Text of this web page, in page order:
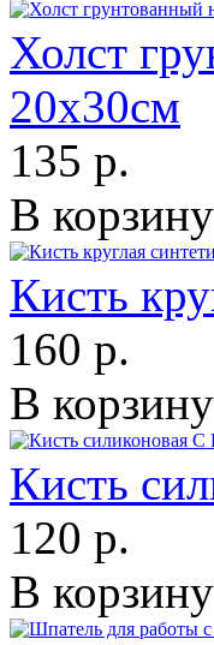
Холст
20х30см
135 р.
В корзину
Кисть
160 р.
В корзину
Кисть
120 р.
В корзину